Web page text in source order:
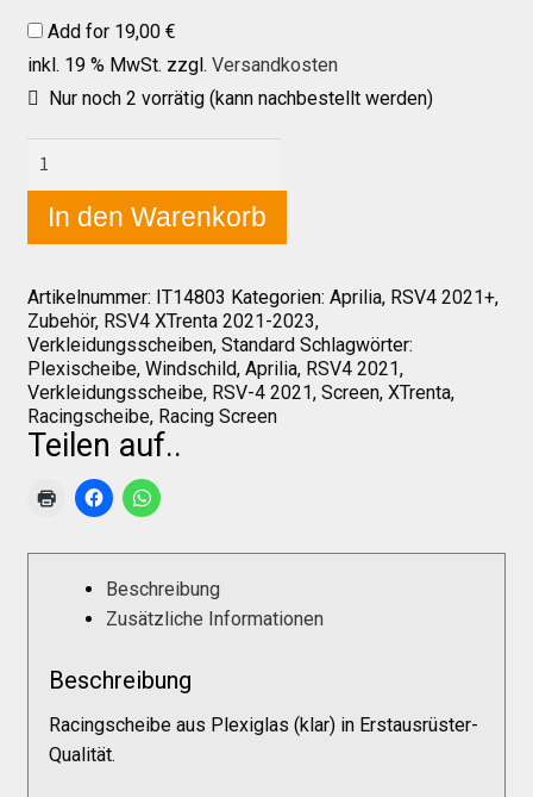
Sitzpolster und erhöhte Sitzpolster
Preislisten
Galerie
Warenkorb
Kasse
Mein Konto
Impressum
Versandkosten
Add for 19,00 €
inkl. 19 % MwSt. zzgl. Versandkosten
Nur noch 2 vorrätig (kann nachbestellt werden)
RSV4
2021+
Racingscheibe
"HP
hoch"
Menge
In den Warenkorb
Artikelnummer: IT14803 Kategorien: Aprilia, RSV4 2021+,
Zubehör, RSV4 XTrenta 2021-2023,
Verkleidungsscheiben, Standard Schlagwörter:
Plexischeibe, Windschild, Aprilia, RSV4 2021,
Verkleidungsscheibe, RSV-4 2021, Screen, XTrenta,
Racingscheibe, Racing Screen
Teilen auf..
Beschreibung
Zusätzliche Informationen
Beschreibung
Racingscheibe aus Plexiglas (klar) in Erstausrüster-
Qualität.